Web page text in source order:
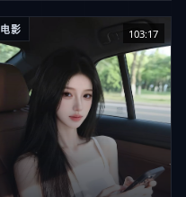
电影 103:17